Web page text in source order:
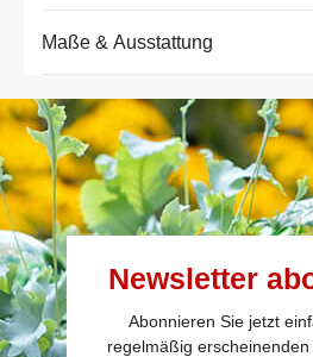
Maße & Ausstattung
Newsletter
Abonnieren Sie jetzt
regelmäßig